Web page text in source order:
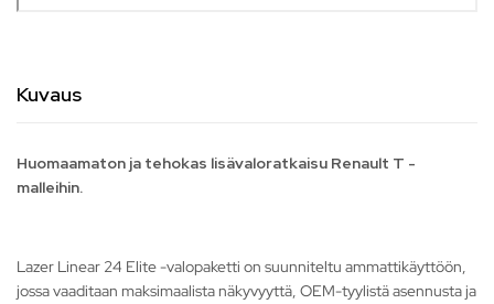
Kuvaus
Huomaamaton ja tehokas lisävaloratkaisu Renault T -
malleihin.
Lazer Linear 24 Elite -valopaketti on suunniteltu ammattikäyttöön,
jossa vaaditaan maksimaalista näkyvyyttä, OEM-tyylistä asennusta ja